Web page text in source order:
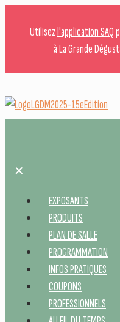
Utilisezl'application SAQ
à La Grande
✕
EXPOSANTS
PRODUITS
PLAN DE SALLE
PROGRAMMATION
INFOS PRATIQUES
COUPONS
PROFESSIONNELS